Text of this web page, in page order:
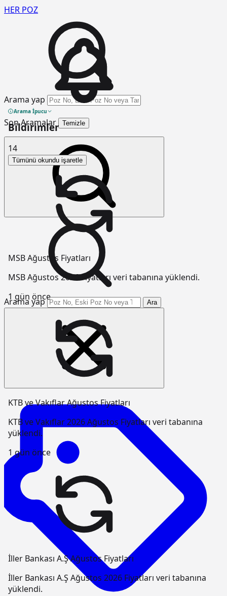
HER POZ
Arama yap
Arama İpucu
Son Aramalar Temizle
Arama yap Ara
Bildirimler
14
Tümünü okundu işaretle
MSB Ağustos Fiyatları
MSB Ağustos 2026 Fiyatları veri tabanına yüklendi.
1 gün önce
KTB ve Vakıflar Ağustos Fiyatları
KTB ve Vakıflar 2026 Ağustos Fiyatları veri tabanına
yüklendi.
1 gün önce
İller Bankası A.Ş Ağustos Fiyatları
İller Bankası A.Ş Ağustos 2026 Fiyatları veri tabanına
yüklendi.